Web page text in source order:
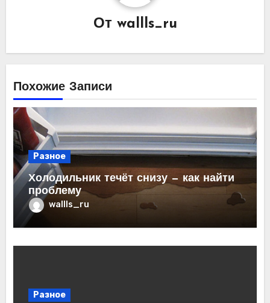
От wallls_ru
Похожие Записи
Разное
Холодильник течёт снизу — как найти
проблему
wallls_ru
Разное